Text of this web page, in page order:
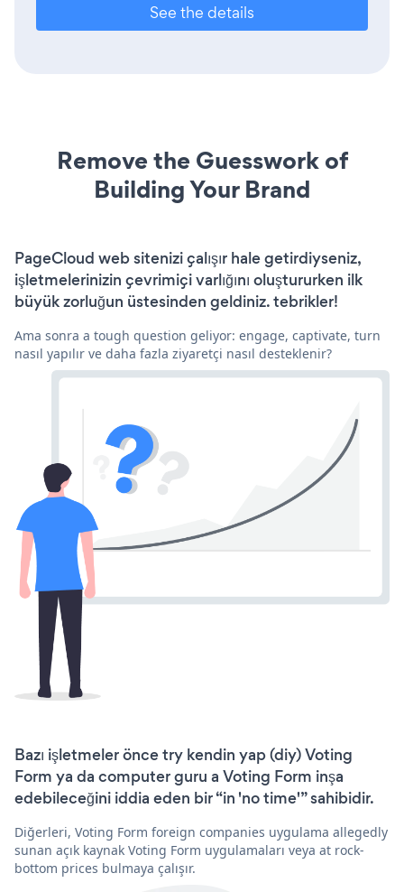
See the details
Remove the Guesswork of
Building Your Brand
PageCloud web sitenizi çalışır hale getirdiyseniz,
işletmelerinizin çevrimiçi varlığını oluştururken ilk
büyük zorluğun üstesinden geldiniz. tebrikler!
Ama sonra a tough question geliyor: engage, captivate, turn
nasıl yapılır ve daha fazla ziyaretçi nasıl desteklenir?
Bazı işletmeler önce try kendin yap (diy) Voting
Form ya da computer guru a Voting Form inşa
edebileceğini iddia eden bir “in 'no time'” sahibidir.
Diğerleri, Voting Form foreign companies uygulama allegedly
sunan açık kaynak Voting Form uygulamaları veya at rock-
bottom prices bulmaya çalışır.